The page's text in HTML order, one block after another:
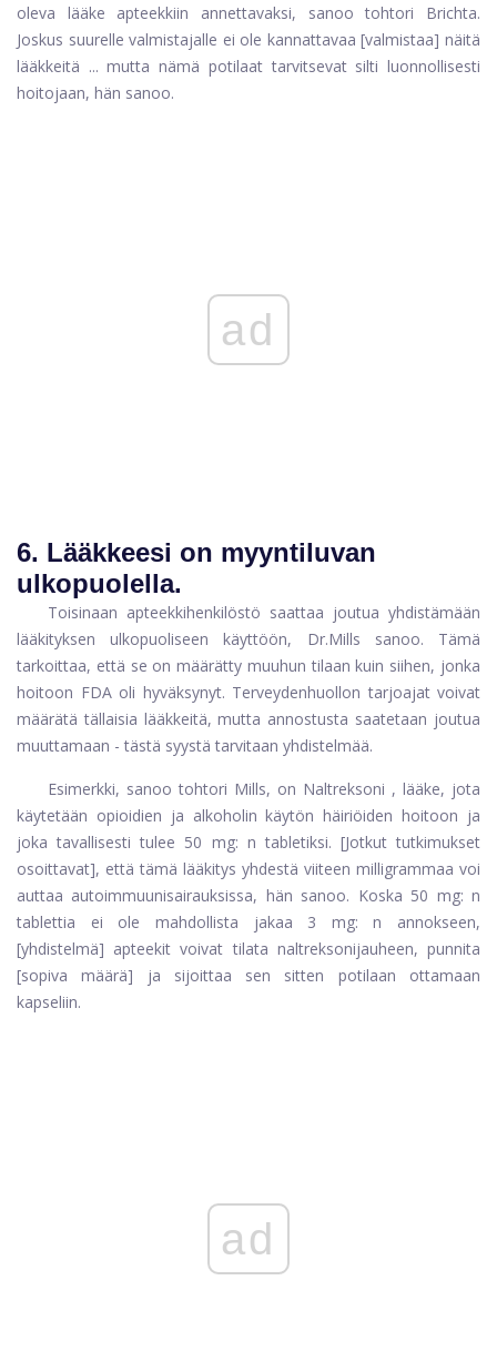
oleva lääke apteekkiin annettavaksi, sanoo tohtori Brichta.
Joskus suurelle valmistajalle ei ole kannattavaa [valmistaa] näitä
lääkkeitä ... mutta nämä potilaat tarvitsevat silti luonnollisesti
hoitojaan, hän sanoo.
ad
6. Lääkkeesi on myyntiluvan
ulkopuolella.
Toisinaan apteekkihenkilöstö saattaa joutua yhdistämään
lääkityksen ulkopuoliseen käyttöön, Dr.Mills sanoo. Tämä
tarkoittaa, että se on määrätty muuhun tilaan kuin siihen, jonka
hoitoon FDA oli hyväksynyt. Terveydenhuollon tarjoajat voivat
määrätä tällaisia ​​lääkkeitä, mutta annostusta saatetaan joutua
muuttamaan - tästä syystä tarvitaan yhdistelmää.
Esimerkki, sanoo tohtori Mills, on Naltreksoni , lääke, jota
käytetään opioidien ja alkoholin käytön häiriöiden hoitoon ja
joka tavallisesti tulee 50 mg: n tabletiksi. [Jotkut tutkimukset
osoittavat], että tämä lääkitys yhdestä viiteen milligrammaa voi
auttaa autoimmuunisairauksissa, hän sanoo. Koska 50 mg: n
tablettia ei ole mahdollista jakaa 3 mg: n annokseen,
[yhdistelmä] apteekit voivat tilata naltreksonijauheen, punnita
[sopiva määrä] ja sijoittaa sen sitten potilaan ottamaan
kapseliin.
ad